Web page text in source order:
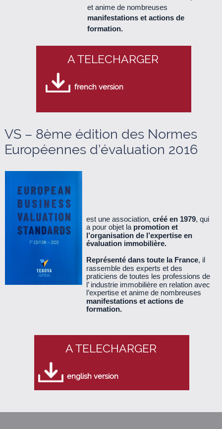
Le Cercle n°48 - mars 2013 (950 Ko)
Le Cercle n°47 - décembre 2012 (440 Ko)
Le Cercle n°46 - septembre 2012 (1.2 Mo)
Le Cercle n°45 - juillet 2012 (950 Ko)
Le Cercle n°43 - décembre 2011 (340 Ko)
Le Cercle n°42 - septembre 2011 (510 Ko)
Le Cercle n°40 - avril 2011 (280 Ko)
Le Cercle n°39 - janvier 2011 (340 Ko)
Le Cercle n°38 - octobre 2010 (530 Ko)
Le Cercle n°37 - juillet 2010 (260 Ko)
Le Cercle n°36 - mars 2010 (890 Ko)
Le cercle n°33 - juin 2009 (140 Ko)
et anime de nombreuses
manifestations et actions de
formation.
A TELECHARGER
french version
VS – 8ème édition des Normes
Européennes d’évaluation 2016
est une association, créé en 1979, qui
a pour objet la promotion et
l’organisation de l’expertise en
évaluation immobilière.
Représenté dans toute la France, il
rassemble des experts et des
praticiens de toutes les professions de
l’ industrie immobilière en relation avec
l’expertise et anime de nombreuses
manifestations et actions de
formation.
A TELECHARGER
english version